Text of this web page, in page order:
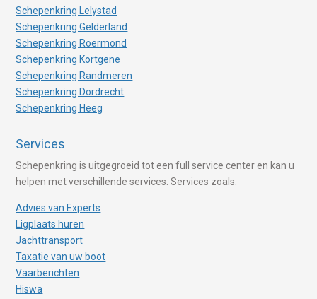
Schepenkring Lelystad
Schepenkring Gelderland
Schepenkring Roermond
Schepenkring Kortgene
Schepenkring Randmeren
Schepenkring Dordrecht
Schepenkring Heeg
Services
Schepenkring is uitgegroeid tot een full service center en kan u
helpen met verschillende services. Services zoals:
Advies van Experts
Ligplaats huren
Jachttransport
Taxatie van uw boot
Vaarberichten
Hiswa